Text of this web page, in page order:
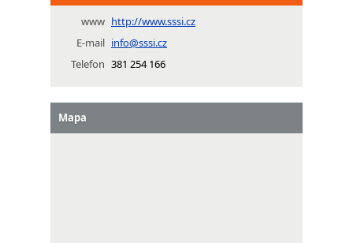
www http://www.sssi.cz
E-mail info@sssi.cz
Telefon 381 254 166
Mapa